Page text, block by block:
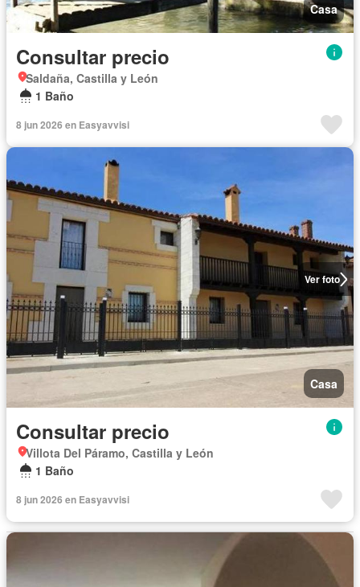
Casa
Consultar precio
Saldaña, Castilla y León
1 Baño
8 jun 2026 en Easyavvisi
Ver foto
Casa
Consultar precio
Villota Del Páramo, Castilla y León
1 Baño
8 jun 2026 en Easyavvisi